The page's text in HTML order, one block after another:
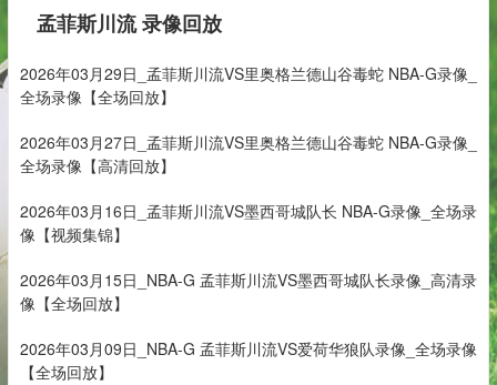
孟菲斯川流 录像回放
2026年03月29日_孟菲斯川流VS里奥格兰德山谷毒蛇 NBA-G录像_
全场录像【全场回放】
2026年03月27日_孟菲斯川流VS里奥格兰德山谷毒蛇 NBA-G录像_
全场录像【高清回放】
2026年03月16日_孟菲斯川流VS墨西哥城队长 NBA-G录像_全场录
像【视频集锦】
2026年03月15日_NBA-G 孟菲斯川流VS墨西哥城队长录像_高清录
像【全场回放】
2026年03月09日_NBA-G 孟菲斯川流VS爱荷华狼队录像_全场录像
【全场回放】